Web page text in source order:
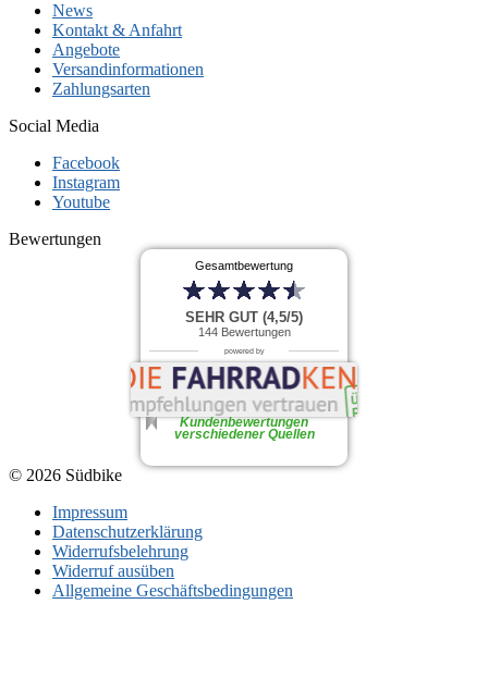
News
Kontakt & Anfahrt
Angebote
Versandinformationen
Zahlungsarten
Social Media
Facebook
Instagram
Youtube
Bewertungen
Gesamtbewertung
SEHR GUT (4,5/5)
144 Bewertungen
powered by
Kundenbewertungen
verschiedener Quellen
© 2026 Südbike
Impressum
Datenschutzerklärung
Widerrufsbelehrung
Widerruf ausüben
Allgemeine Geschäftsbedingungen